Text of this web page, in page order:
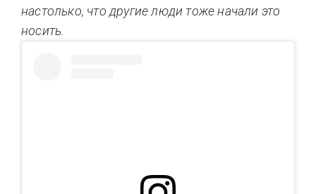
настолько, что другие люди тоже начали это
носить.